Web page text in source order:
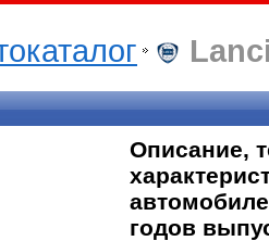
Описание,
годов